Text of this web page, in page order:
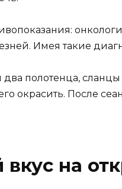
Имея такие
два полотенца,
окрасить. После
на